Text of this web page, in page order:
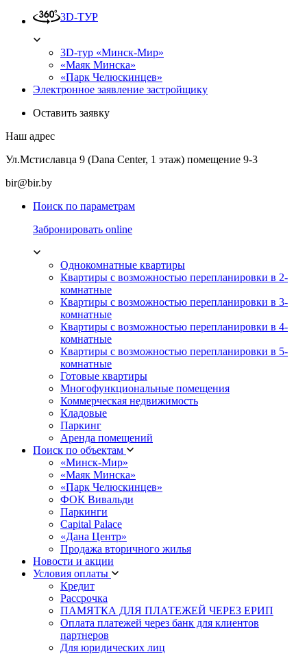
3D-ТУР
3D-тур «Минск-Мир»
«Маяк Минска»
«Парк Челюскинцев»
Электронное заявление застройщику
Оставить заявку
Наш адрес
Ул.Мстиславца 9 (Dana Center, 1 этаж) помещение 9-3
bir@bir.by
Поиск по параметрам
Забронировать online
Однокомнатные квартиры
Квартиры с возможностью перепланировки в 2-
комнатные
Квартиры с возможностью перепланировки в 3-
комнатные
Квартиры с возможностью перепланировки в 4-
комнатные
Квартиры с возможностью перепланировки в 5-
комнатные
Готовые квартиры
Многофункциональные помещения
Коммерческая недвижимость
Кладовые
Паркинг
Аренда помещений
Поиск по объектам
«Минск-Мир»
«Маяк Минска»
«Парк Челюскинцев»
ФОК Вивальди
Паркинги
Capital Palace
«Дана Центр»
Продажа вторичного жилья
Новости и акции
Условия оплаты
Кредит
Рассрочка
ПАМЯТКА ДЛЯ ПЛАТЕЖЕЙ ЧЕРЕЗ ЕРИП
Оплата платежей через банк для клиентов
партнеров
Для юридических лиц